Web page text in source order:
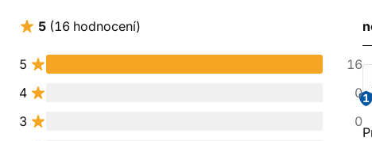
5 (16 hodnocení)
5
16
4
0
3
0
1